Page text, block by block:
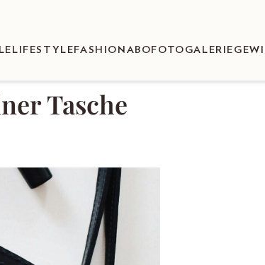
LIFESTYLEFASHION ABOFOTOGALERIE
Tasche